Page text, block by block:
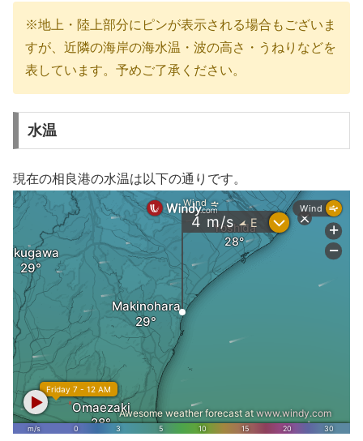
※地上・陸上部分にピンが表示される場合もございま
すが、近隣の海岸の海水温・波の高さ・うねりなどを
表しています。予めご了承ください。
水温
現在の相良港の水温は以下の通りです。